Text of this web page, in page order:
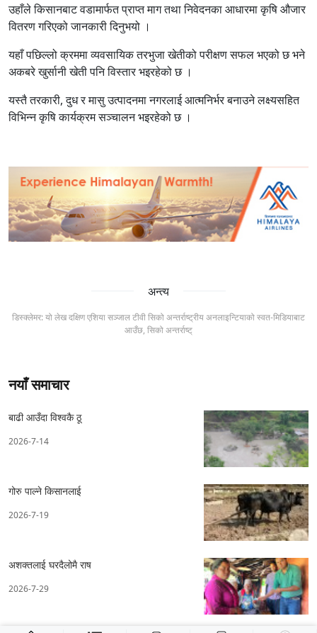
उहाँले किसानबाट वडामार्फत प्राप्त माग तथा निवेदनका आधारमा कृषि औजार
वितरण गरिएको जानकारी दिनुभयो ।
यहाँ पछिल्लो क्रममा व्यवसायिक तरभुजा खेतीको परीक्षण सफल भएको छ भने
अकबरे खुर्सानी खेती पनि विस्तार भइरहेको छ ।
यस्तै तरकारी, दुध र मासु उत्पादनमा नगरलाई आत्मनिर्भर बनाउने लक्ष्यसहित
विभिन्न कृषि कार्यक्रम सञ्चालन भइरहेको छ ।
अन्त्य
डिस्क्लेमर: यो लेख दक्षिण एशिया सञ्जाल टीवी सिको अन्तर्राष्ट्रीय अनलाइन्टियाको स्वत-मिडियाबाट
आउँछ, सिको अन्तर्राष्ट्
नयाँ समाचार
बाढी आउँदा विश्वकै ठू
2026-7-14
गोरु पाल्ने किसानलाई
2026-7-19
अशक्तलाई घरदैलोमै राष
2026-7-29